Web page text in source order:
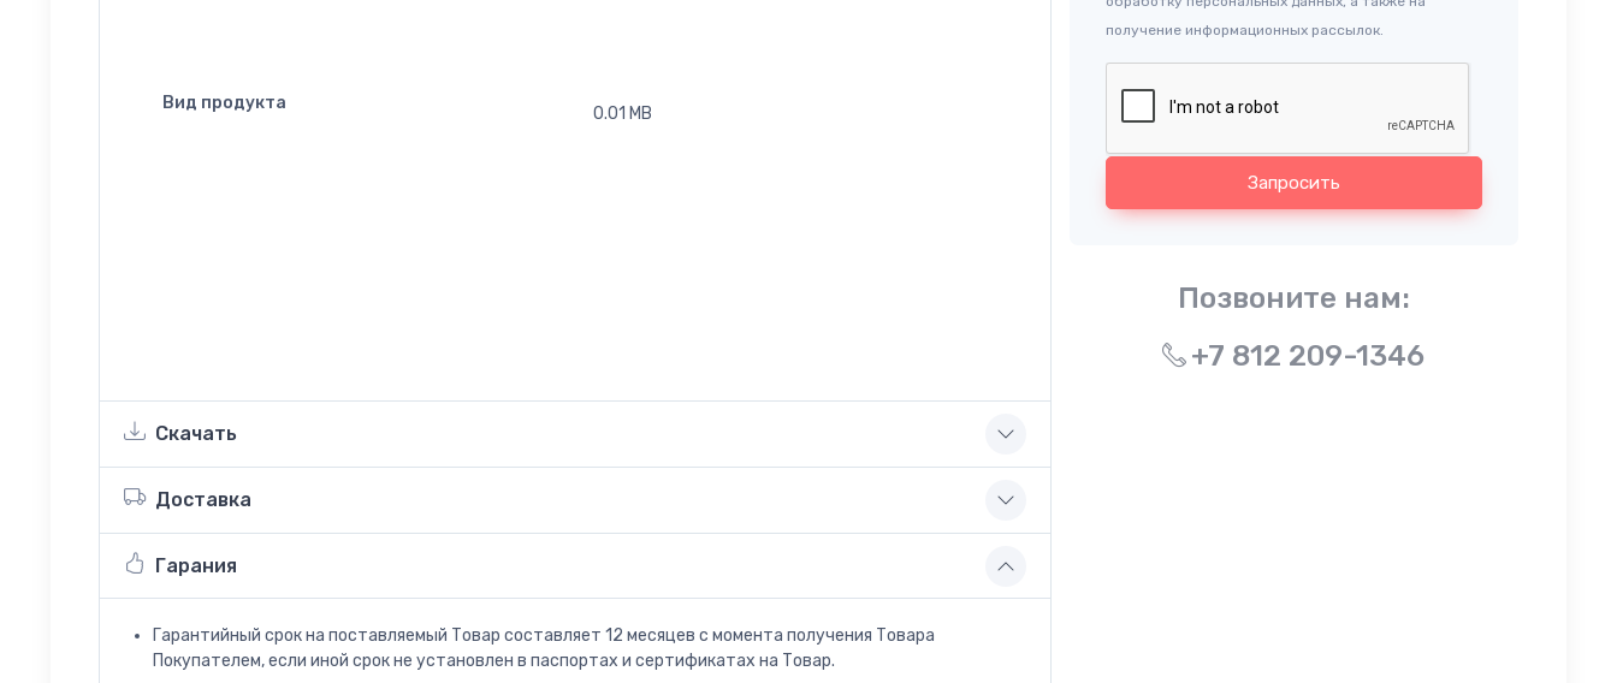
Вид продукта
0.01 MB
Скачать
Доставка
Гарания
Гарантийный срок на поставляемый Товар составляет 12 месяцев с момента получения Товара
Покупателем, если иной срок не установлен в паспортах и сертификатах на Товар.
получение информационных рассылок.
Запросить
Позвоните нам:
+7 812 209-1346